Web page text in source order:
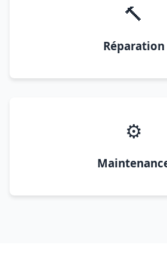
🔨
Réparation
⚙️